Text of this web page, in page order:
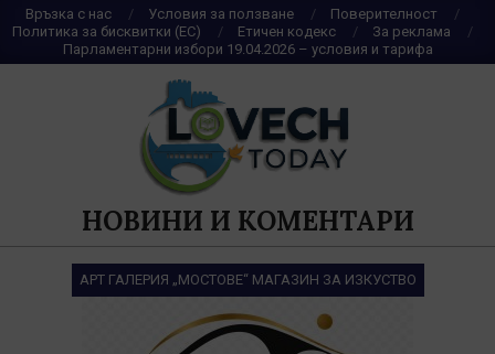
Skip
to
content
Връзка с нас Условия за ползване
Поверителност
Политика за бисквитки (ЕС)
Етичен кодекс
За реклама
Парламентарни избори 19.04.2026 – условия и тарифа
НОВИНИ И КОМЕНТАРИ
АРТ ГАЛЕРИЯ „МОСТОВЕ“ МАГАЗИН ЗА ИЗКУСТВО